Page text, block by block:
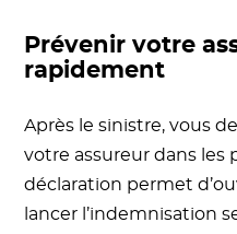
Prévenir votre
rapidement
Après le sinistre, vous
votre assureur dans les
déclaration permet
lancer l’indemnisation